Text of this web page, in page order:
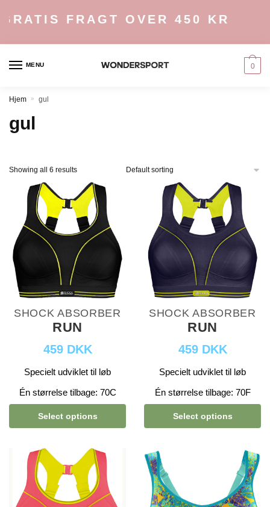
FRAGT OVER 450 KR
MENU 0
Hjem » gul
gul
Showing all 6 results
SHOCK ABSORBER
RUN
459 DKK
Specielt udviklet til løb
Én størrelse tilbage: 70C
Select options
SHOCK ABSORBER
RUN
459 DKK
Specielt udviklet til løb
Én størrelse tilbage: 70F
Select options